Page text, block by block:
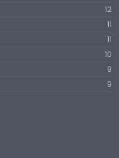
12
11
11
10
9
9